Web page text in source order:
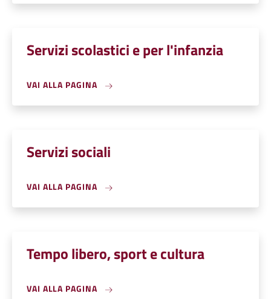
Servizi scolastici e per l'infanzia
VAI ALLA PAGINA
Servizi sociali
VAI ALLA PAGINA
Tempo libero, sport e cultura
VAI ALLA PAGINA